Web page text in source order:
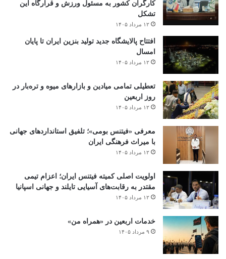
کارگران کشور به مسئول ورزش و قرارگاه این
تشکل
۱۲ مرداد ۱۴۰۵
افتتاح ‌پالایشگاه جدید تولید بنزین ایران تا پایان
امسال
۱۲ مرداد ۱۴۰۵
تعطیلی تمامی میادین و بازارهای میوه و تره‌بار در
روز اربعین
۱۲ مرداد ۱۴۰۵
معرفی «فیتنس بومی»؛ تلفیق استانداردهای جهانی
با میراث فرهنگی ایران
۱۲ مرداد ۱۴۰۵
اولویت اصلی کمیته فیتنس ایران؛ اعزام تیمی
مقتدر به رقابت‌های آسیایی تایلند و جهانی اسپانیا
۱۲ مرداد ۱۴۰۵
خدمات اربعین در «همراه من»
۹ مرداد ۱۴۰۵